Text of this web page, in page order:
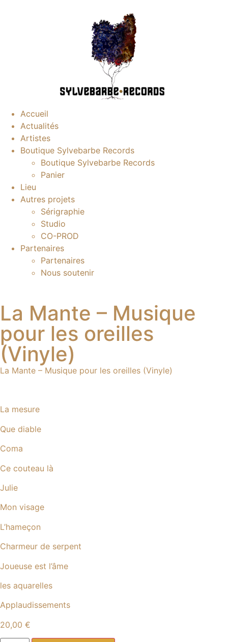
Accueil
Actualités
Artistes
Boutique Sylvebarbe Records
Boutique Sylvebarbe Records
Panier
Lieu
Autres projets
Sérigraphie
Studio
CO-PROD
Partenaires
Partenaires
Nous soutenir
La Mante – Musique
pour les oreilles
(Vinyle)
La Mante – Musique pour les oreilles (Vinyle)
La mesure
Que diable
Coma
Ce couteau là
Julie
Mon visage
L’hameçon
Charmeur de serpent
Joueuse est l’âme
les aquarelles
Applaudissements
20,00 €